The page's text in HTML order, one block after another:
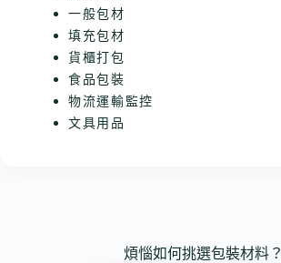
一般包材
填充包材
貨櫃打包
食品包裝
物流運輸監控
文具用品
煩惱如何挑選包裝材料？